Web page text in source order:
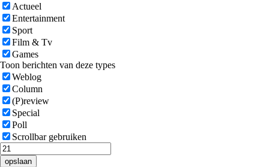
Actueel
Entertainment
Sport
Film & Tv
Games
Toon berichten van deze types
Weblog
Column
(P)review
Special
Poll
Scrollbar gebruiken
opslaan